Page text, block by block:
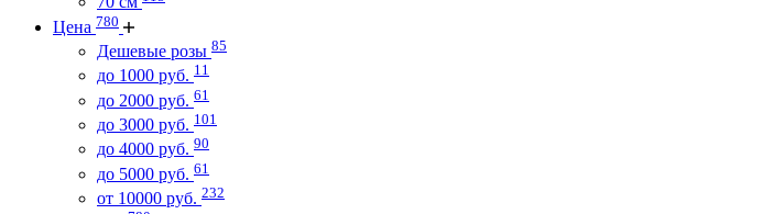
Цена 780
Дешевые розы 85
до 1000 руб. 11
до 2000 руб. 61
до 3000 руб. 101
до 4000 руб. 90
до 5000 руб. 61
от 10000 руб. 232